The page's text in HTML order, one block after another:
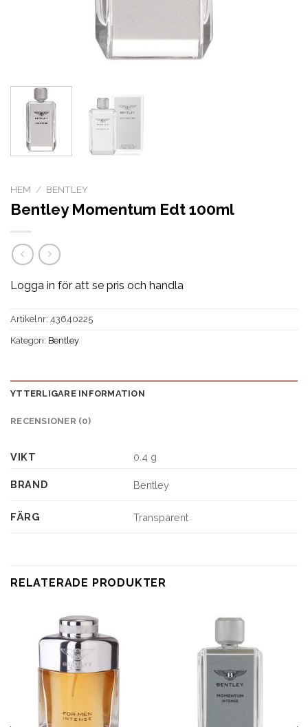
HEM / BENTLEY
Bentley Momentum Edt 100ml
Logga in för att se pris och handla
Artikelnr: 43640225
Kategori: Bentley
YTTERLIGARE INFORMATION
RECENSIONER (0)
VIKT 0.4 g
BRAND Bentley
FÄRG Transparent
RELATERADE PRODUKTER